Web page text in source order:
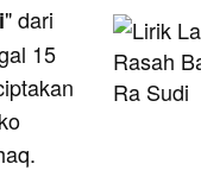
" dari
15